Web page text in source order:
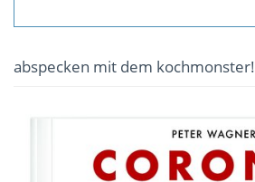
abspecken mit dem kochmonster!